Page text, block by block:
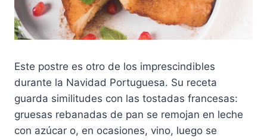
Este postre es otro de los imprescindibles
durante la Navidad Portuguesa. Su receta
guarda similitudes con las tostadas francesas:
gruesas rebanadas de pan se remojan en leche
con azúcar o, en ocasiones, vino, luego se